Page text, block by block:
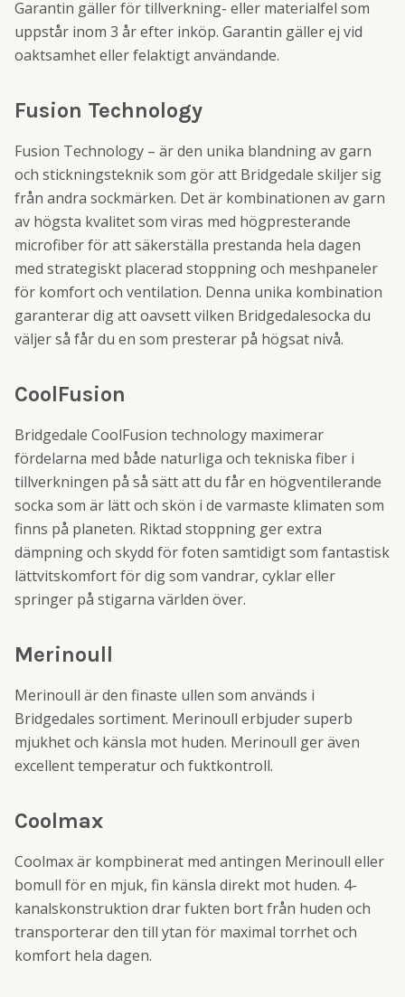
Garantin gäller för tillverkning- eller materialfel som
uppstår inom 3 år efter inköp. Garantin gäller ej vid
oaktsamhet eller felaktigt användande.
Fusion Technology
Fusion Technology – är den unika blandning av garn
och stickningsteknik som gör att Bridgedale skiljer sig
från andra sockmärken. Det är kombinationen av garn
av högsta kvalitet som viras med högpresterande
microfiber för att säkerställa prestanda hela dagen
med strategiskt placerad stoppning och meshpaneler
för komfort och ventilation. Denna unika kombination
garanterar dig att oavsett vilken Bridgedalesocka du
väljer så får du en som presterar på högsat nivå.
CoolFusion
Bridgedale CoolFusion technology maximerar
fördelarna med både naturliga och tekniska fiber i
tillverkningen på så sätt att du får en högventilerande
socka som är lätt och skön i de varmaste klimaten som
finns på planeten. Riktad stoppning ger extra
dämpning och skydd för foten samtidigt som fantastisk
lättvitskomfort för dig som vandrar, cyklar eller
springer på stigarna världen över.
Merinoull
Merinoull är den finaste ullen som används i
Bridgedales sortiment. Merinoull erbjuder superb
mjukhet och känsla mot huden. Merinoull ger även
excellent temperatur och fuktkontroll.
Coolmax
Coolmax är kompbinerat med antingen Merinoull eller
bomull för en mjuk, fin känsla direkt mot huden. 4-
kanalskonstruktion drar fukten bort från huden och
transporterar den till ytan för maximal torrhet och
komfort hela dagen.